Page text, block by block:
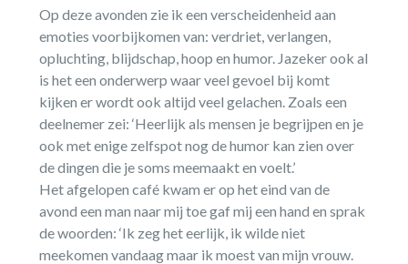
Op deze avonden zie ik een verscheidenheid aan
emoties voorbijkomen van: verdriet, verlangen,
opluchting, blijdschap, hoop en humor. Jazeker ook al
is het een onderwerp waar veel gevoel bij komt
kijken er wordt ook altijd veel gelachen. Zoals een
deelnemer zei: ‘Heerlijk als mensen je begrijpen en je
ook met enige zelfspot nog de humor kan zien over
de dingen die je soms meemaakt en voelt.’
Het afgelopen café kwam er op het eind van de
avond een man naar mij toe gaf mij een hand en sprak
de woorden: ‘Ik zeg het eerlijk, ik wilde niet
meekomen vandaag maar ik moest van mijn vrouw.